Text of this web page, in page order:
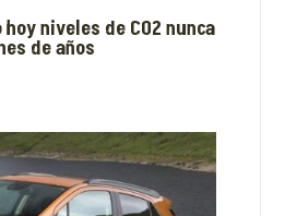
niveles de CO2 nunca
de años